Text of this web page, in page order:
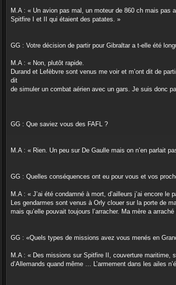
M.A : « Un avion pas mal, un moteur de 860 ch mais pas
Spitfire I et II qui étaient des patates. »
GG : Votre décision de partir pour Gibraltar a t-elle été
M.A : « Non, plutôt rapide.
Durand et Lefèbvre sont venus me voir et m’ont dit de
dit
de simuler un combat aérien avec un gars. Je suis donc
GG : Que saviez vous des FAFL ?
M.A : « Rien. Un peu sur De Gaulle mais on n’en parlait
GG : Quelles conséquences ont eu pour vous et vos
M.A : « J’ai été condamné à mort, d’ailleurs j’ai encore le
Les gendarmes sont venus à Orly clouer sur la porte de
mais qu’elle pouvait toujours l’arracher. Ma mère a
GG : «Quels types de missions avez vous menés en
M.A : « Des missions sur Spitfire II, couverture maritime,
d’Allemands quand même … L’armement dans les ailes